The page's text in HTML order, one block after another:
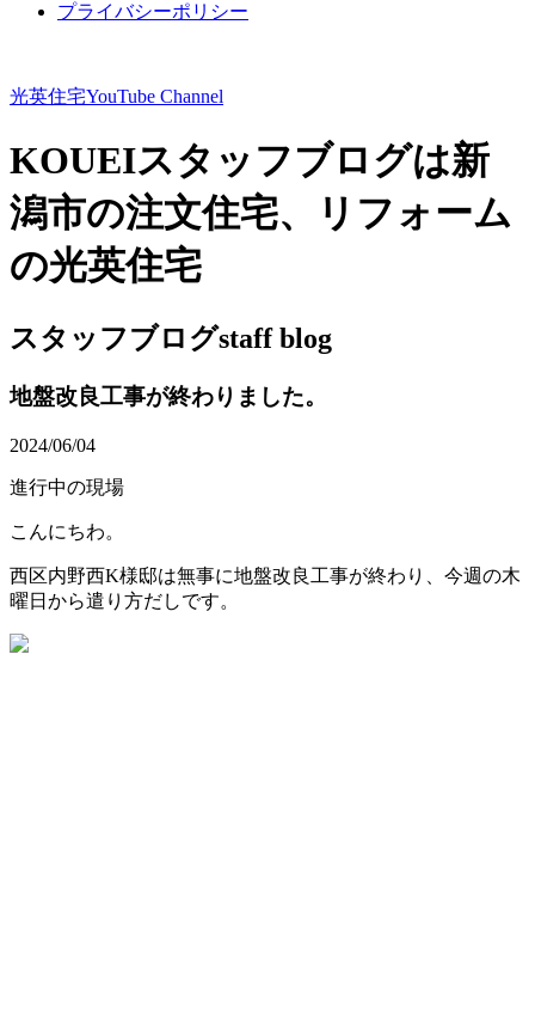
プライバシーポリシー
光英住宅YouTube Channel
KOUEIスタッフブログは新
潟市の注文住宅、リフォーム
の光英住宅
スタッフブログstaff blog
地盤改良工事が終わりました。
2024/06/04
進行中の現場
こんにちわ。
西区内野西K様邸は無事に地盤改良工事が終わり、今週の木
曜日から遣り方だしです。